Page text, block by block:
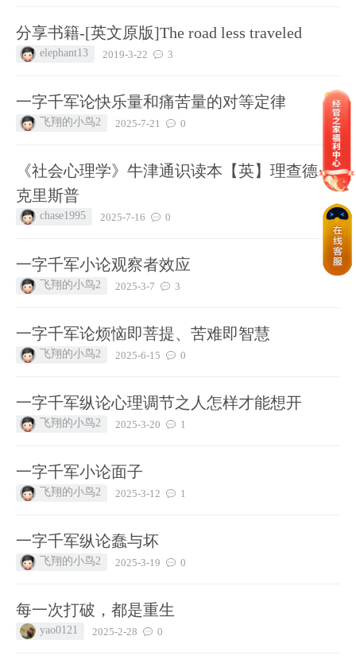
分享书籍-[英文原版]The road less traveled
elephant13 2019-3-22 3
一字千军论快乐量和痛苦量的对等定律
飞翔的小鸟2 2025-7-21 0
《社会心理学》牛津通识读本【英】理查德·J.
克里斯普
chase1995 2025-7-16 0
一字千军小论观察者效应
飞翔的小鸟2 2025-3-7 3
一字千军论烦恼即菩提、苦难即智慧
飞翔的小鸟2 2025-6-15 0
一字千军纵论心理调节之人怎样才能想开
飞翔的小鸟2 2025-3-20 1
一字千军小论面子
飞翔的小鸟2 2025-3-12 1
一字千军纵论蠢与坏
飞翔的小鸟2 2025-3-19 0
每一次打破，都是重生
yao0121 2025-2-28 0